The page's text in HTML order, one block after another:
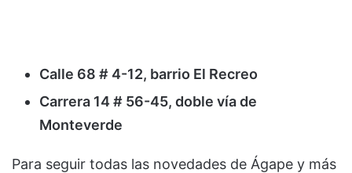
Calle 68 # 4-12, barrio El Recreo
Carrera 14 # 56-45, doble vía de
Monteverde
Para seguir todas las novedades de Ágape y más